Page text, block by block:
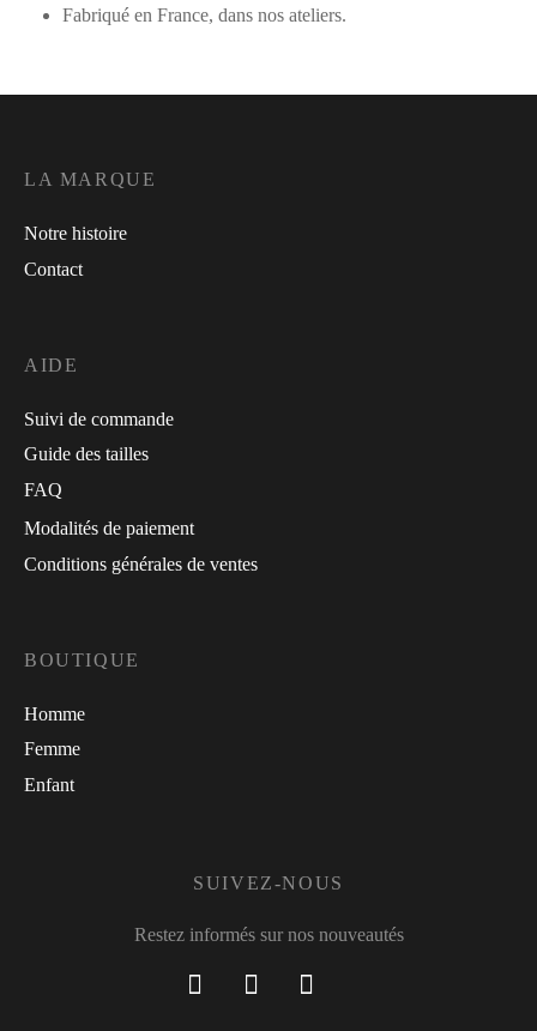
Fabriqué en France, dans nos ateliers.
LA MARQUE
Notre histoire
Contact
AIDE
Suivi de commande
Guide des tailles
FAQ
Modalités de paiement
Conditions générales de ventes
BOUTIQUE
Homme
Femme
Enfant
SUIVEZ-NOUS
Restez informés sur nos nouveautés